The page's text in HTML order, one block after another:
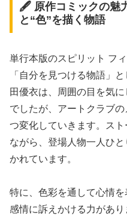
🖋️ 原作コミックの魅
と“色”を描く物語
単行本版のスピリット フ
「自分を見つける物語」
田優衣は、周囲の目を気
でしたが、アートクラブ
つ変化していきます。ス
ながら、登場人物一人ひ
かれています。
特に、色彩を通して心情
感情に訴えかける力があ